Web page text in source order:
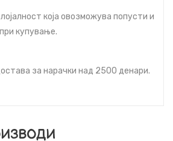
која овозможува попусти и
купување.
за нарачки над 2500 денари.